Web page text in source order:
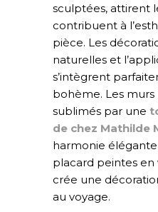
sculptées, attirent
contribuent à
pièce. Les
naturelles et
s’intègrent
bohème. Les
sublimés par une
de chez Mathilde
harmonie
placard peintes en
crée une
au voyage.